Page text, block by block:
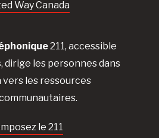
Way Canada
211, accessible
dirige les personnes dans
vers les ressources
le 211